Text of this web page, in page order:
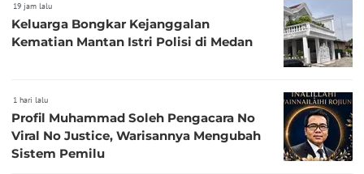
19 jam lalu
Keluarga Bongkar Kejanggalan
Kematian Mantan Istri Polisi di Medan
1 hari lalu
Profil Muhammad Soleh Pengacara No
Viral No Justice, Warisannya Mengubah
Sistem Pemilu